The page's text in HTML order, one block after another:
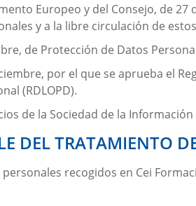
Europeo y del Consejo, de
y a la libre circulación de
de Protección de Datos
por el que se aprueba el
(RDLOPD).
de la Sociedad de la
DEL TRATAMIENTO
recogidos en Cei